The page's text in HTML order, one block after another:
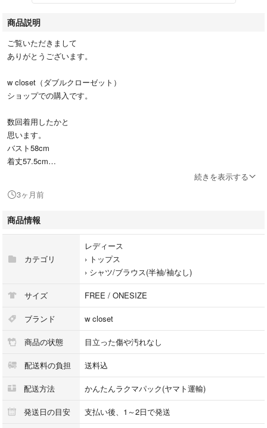
商品説明
ご覧いただきまして
ありがとうございます。
w closet（ダブルクローゼット）
ショップでの購入です。
数回着用したかと
思います。
バスト58cm
着丈57.5cm
多少の誤差はあるかと
思います。
ご検討下さいませ。
続きを表示する
3ヶ月前
商品情報
カテゴリ
レディース
› トップス
› シャツ/ブラウス(半袖/袖なし)
サイズ FREE / ONESIZE
ブランド w closet
商品の状態 目立った傷や汚れなし
配送料の負担 送料込
配送方法 かんたんラクマパック(ヤマト運輸)
発送日の目安 支払い後、1～2日で発送